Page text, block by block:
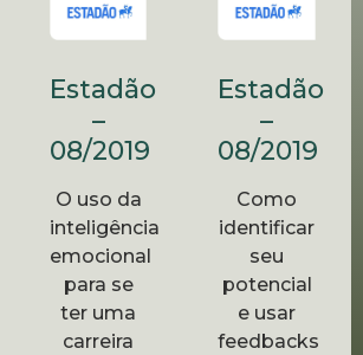
Estadão
–
08/2019
O uso da
inteligência
emocional
para se
ter uma
carreira
Estadão
–
08/2019
Como
identificar
seu
potencial
e usar
feedbacks